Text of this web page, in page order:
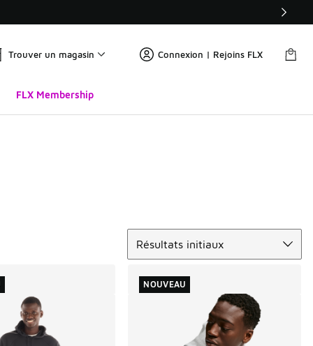
Trouver un magasin Connexion | Rejoins FLX
FLX Membership
Résultats initiaux
NOUVEAU